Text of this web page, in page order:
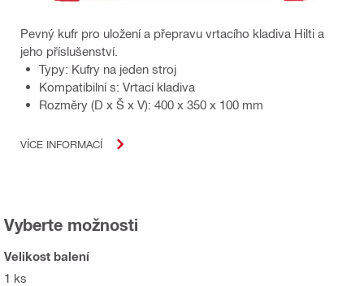
Pevný kufr pro uložení a přepravu vrtacího kladiva Hilti a
jeho příslušenství.
Typy: Kufry na jeden stroj
Kompatibilní s: Vrtací kladiva
Rozměry (D x Š x V): 400 x 350 x 100 mm
VÍCE INFORMACÍ
Vyberte možnosti
Velikost balení
1 ks